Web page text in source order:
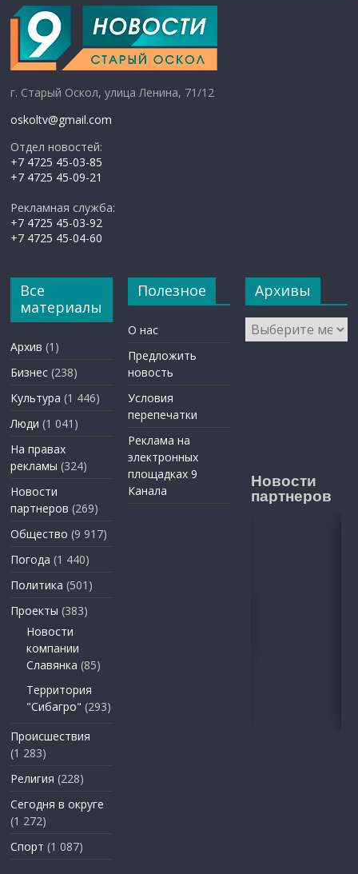
г. Старый Оскол, улица Ленина, 71/12
oskoltv@gmail.com
Отдел новостей:
+7 4725 45-03-85
+7 4725 45-09-21
Рекламная служба:
+7 4725 45-03-92
+7 4725 45-04-60
Все
материалы
Архив (1)
Бизнес (238)
Культура (1 446)
Люди (1 041)
На правах
рекламы (324)
Новости
партнеров (269)
Общество (9 917)
Погода (1 440)
Политика (501)
Проекты (383)
Новости
компании
Славянка (85)
Территория
"Сибагро" (293)
Происшествия
(1 283)
Религия (228)
Сегодня в округе
(1 272)
Спорт (1 087)
Полезное
О нас
Предложить
новость
Условия
перепечатки
Реклама на
электронных
площадках 9
Канала
Архивы
Архивы
Новости
партнеров